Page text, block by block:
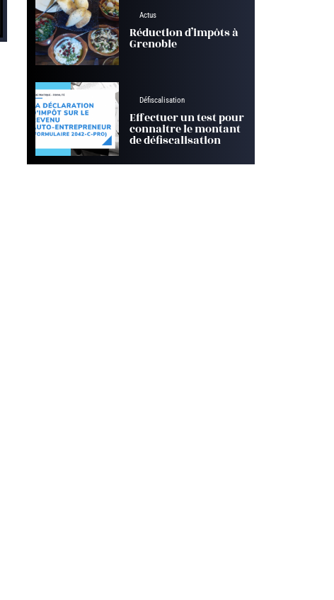
Actus
Réduction d’impôts à
Grenoble
Défiscalisation
Effectuer un test pour
connaitre le montant
de défiscalisation